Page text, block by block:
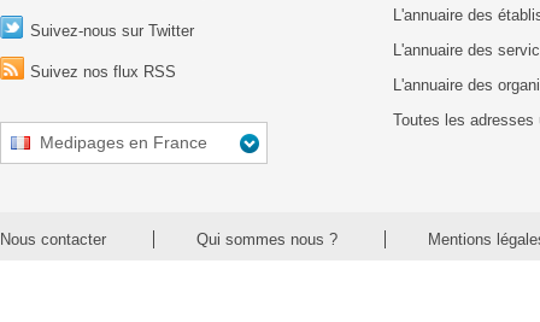
Suivez-nous sur Twitter
Suivez nos flux RSS
Medipages en France
L'annuaire des
L'annuaire des
L'annuaire des
Toutes les adresses
Nous contacter Qui sommes nous ? Mentions